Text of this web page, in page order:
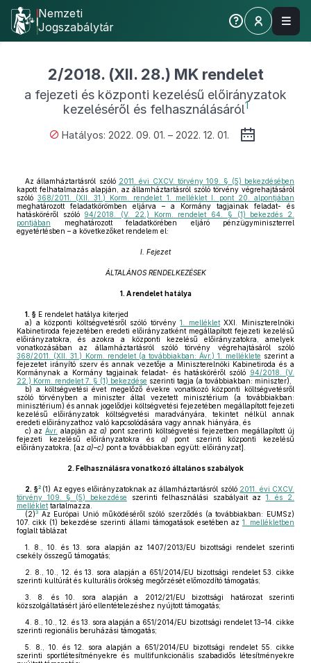
Nemzeti
Jogszabálytár
2/2018. (XII. 28.) MK rendelet
a fejezeti és központi kezelésű előirányzatok
kezeléséről és felhasználásáról1
Hatályos: 2022. 09. 01. – 2022. 12. 01.
Az államháztartásról szóló 2011. évi CXCV. törvény 109. § (5) bekezdésében
kapott felhatalmazás alapján, az államháztartásról szóló törvény végrehajtásáról
szóló368/2011. (XII. 31.) Korm. rendelet 1. melléklet I. pont 20. alpontjában
meghatározott feladatkörömben eljárva – a Kormány tagjainak feladat- és
hatásköréről szóló 94/2018. (V. 22.) Korm. rendelet 64. § (1) bekezdés 2.
pontjában meghatározott feladatkörében eljáró pénzügyminiszterrel
egyetértésben – a következőket rendelem el:
I. Fejezet
ÁLTALÁNOS RENDELKEZÉSEK
1. A rendelet hatálya
1. § E rendelet hatálya kiterjed
a) a központi költségvetésről szóló törvény1. mellékletXXI. Miniszterelnöki
Kabinetiroda fejezetében eredeti előirányzatként megállapított fejezeti kezelésű
előirányzatokra, és azokra a központi kezelésű előirányzatokra, amelyek
vonatkozásában az államháztartásról szóló törvény végrehajtásáról szóló
368/2011. (XII. 31.) Korm. rendelet (a továbbiakban: Ávr.) 1. melléklete szerint a
fejezetet irányító szerv és annak vezetője a Miniszterelnöki Kabinetiroda és a
Kormánynak a Kormány tagjainak feladat- és hatásköréről szóló 94/2018. (V.
22.) Korm. rendelet 7. § (1) bekezdése szerinti tagja (a továbbiakban: miniszter),
b) a költségvetési évet megelőző évekre vonatkozó központi költségvetésről
szóló törvényben a miniszter által vezetett minisztérium (a továbbiakban:
minisztérium) és annak jogelődjei költségvetési fejezetében megállapított fejezeti
kezelésű előirányzatok költségvetési maradványára, tekintet nélkül annak
eredeti előirányzathoz való kapcsolódására vagy annak hiányára, és
c) az Ávr. alapján az a) pont szerinti költségvetési fejezetben megállapított új
fejezeti kezelésű előirányzatokra és a) pont szerinti központi kezelésű
előirányzatokra, [az a)–c) pont a továbbiakban együtt: előirányzat].
2. Felhasználásra vonatkozó általános szabályok
2. §2 (1) Az egyes előirányzatoknak az államháztartásról szóló 2011. évi CXCV.
törvény 109. § (5) bekezdése szerinti felhasználási szabályait az 1. és 2.
melléklet tartalmazza.
(2)3 Az Európai Unió működéséről szóló szerződés (a továbbiakban: EUMSz)
107. cikk (1) bekezdése szerinti állami támogatások esetében az 1. mellékletben
foglalt táblázat
1.
8., 10. és 13. sora alapján az 1407/2013/EU bizottsági rendelet szerinti
csekély összegű támogatás;
2.
8., 10., 12. és 13. sora alapján a 651/2014/EU bizottsági rendelet 53. cikke
szerinti kultúrát és kulturális örökség megőrzését előmozdító támogatás;
3.
8. és 10. sora alapján a 2012/21/EU bizottsági határozat szerinti
közszolgáltatásért járó ellentételezéshez nyújtott támogatás;
4.
8., 10., 12. és 13. sora alapján a 651/2014/EU bizottsági rendelet 13–14. cikke
szerinti regionális beruházási támogatás;
5.
8., 10. és 12. sora alapján a 651/2014/EU bizottsági rendelet 55. cikke
szerinti sportlétesítményekre és multifunkcionális szabadidős létesítményekre